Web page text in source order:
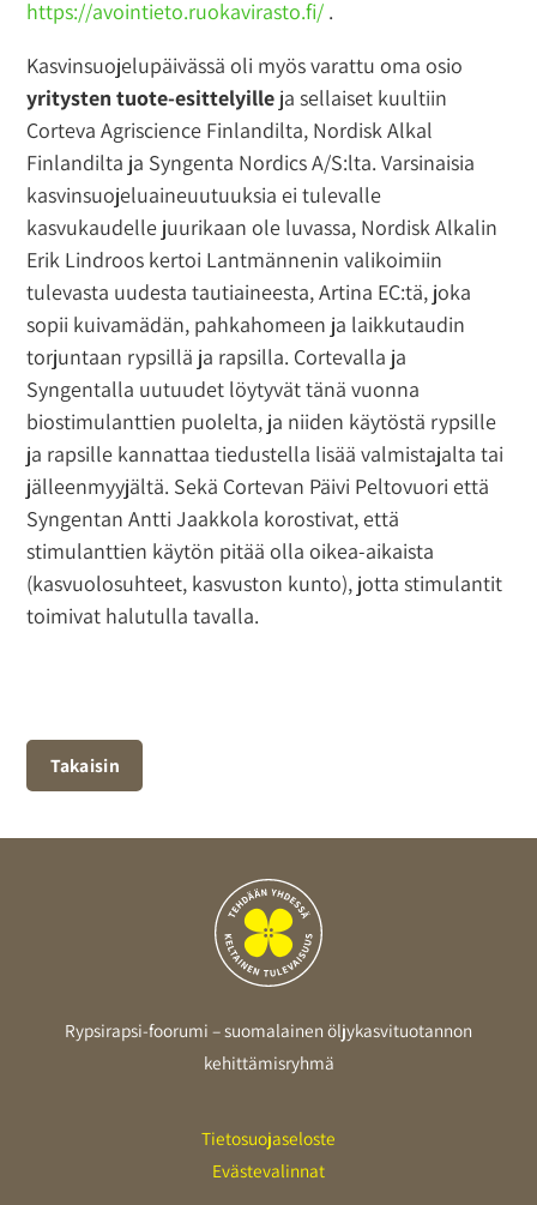
https://avointieto.ruokavirasto.fi/ .
Kasvinsuojelupäivässä oli myös varattu oma osio
yritysten tuote-esittelyille ja sellaiset kuultiin
Corteva Agriscience Finlandilta, Nordisk Alkal
Finlandilta ja Syngenta Nordics A/S:lta. Varsinaisia
kasvinsuojeluaineuutuuksia ei tulevalle
kasvukaudelle juurikaan ole luvassa, Nordisk Alkalin
Erik Lindroos kertoi Lantmännenin valikoimiin
tulevasta uudesta tautiaineesta, Artina EC:tä, joka
sopii kuivamädän, pahkahomeen ja laikkutaudin
torjuntaan rypsillä ja rapsilla. Cortevalla ja
Syngentalla uutuudet löytyvät tänä vuonna
biostimulanttien puolelta, ja niiden käytöstä rypsille
ja rapsille kannattaa tiedustella lisää valmistajalta tai
jälleenmyyjältä. Sekä Cortevan Päivi Peltovuori että
Syngentan Antti Jaakkola korostivat, että
stimulanttien käytön pitää olla oikea-aikaista
(kasvuolosuhteet, kasvuston kunto), jotta stimulantit
toimivat halutulla tavalla.
Takaisin
Rypsirapsi-foorumi – suomalainen öljykasvituotannon
kehittämisryhmä
Tietosuojaseloste
Evästevalinnat